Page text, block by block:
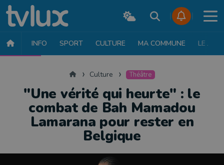
INFO SPORT CULTURE MA COMMUNE LE JT
AccueilCulture Théâtre
"Une vérité qui heurte" : le
combat de Bah Mamadou
Lamarana pour rester en
Belgique